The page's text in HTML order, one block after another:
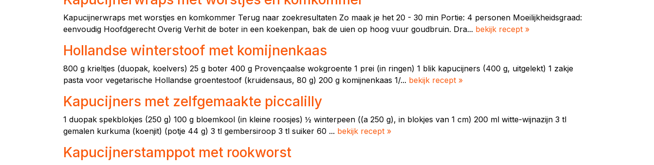
Kapucijnerwraps met worstjes en komkommer Terug naar zoekresultaten Zo maak je het 20 - 30 min Portie: 4 personen Moeilijkheidsgraad:
eenvoudig Hoofdgerecht Overig Verhit de boter in een koekenpan, bak de uien op hoog vuur goudbruin. Dra... bekijk recept »
Hollandse winterstoof met komijnenkaas
800 g krieltjes (duopak, koelvers) 25 g boter 400 g Provençaalse wokgroente 1 prei (in ringen) 1 blik kapucijners (400 g, uitgelekt) 1 zakje
pasta voor vegetarische Hollandse groentestoof (kruidensaus, 80 g) 200 g komijnenkaas 1/... bekijk recept »
Kapucijners met zelfgemaakte piccalilly
1 duopak spekblokjes (250 g) 100 g bloemkool (in kleine roosjes) ½ winterpeen ((a 250 g), in blokjes van 1 cm) 200 ml witte-wijnazijn 3 tl
gemalen kurkuma (koenjit) (potje 44 g) 3 tl gembersiroop 3 tl suiker 60 ... bekijk recept »
Kapucijnerstamppot met rookworst